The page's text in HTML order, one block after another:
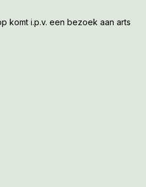
komt i.p.v. een bezoek aan arts